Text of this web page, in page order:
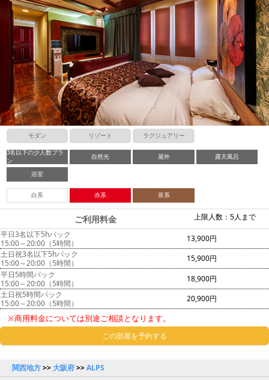
モダン リゾート ラグジュアリー
3名以下の少人数プラ
ン
自然光 屋外 露天風呂
浴室
白系 赤系 茶系
上限人数：5人まで
ご利用料金
平日3名以下5hパック
15:00～20:00（5時間）
13,900円
土日祝3名以下5hパック
15:00～20:00（5時間）
15,900円
平日5時間パック
15:00～20:00（5時間）
18,900円
土日祝5時間パック
15:00～20:00（5時間）
20,900円
※商用料金については別途ご相談となります。
この部屋を予約する
関西地方>>大阪府>>ALPS